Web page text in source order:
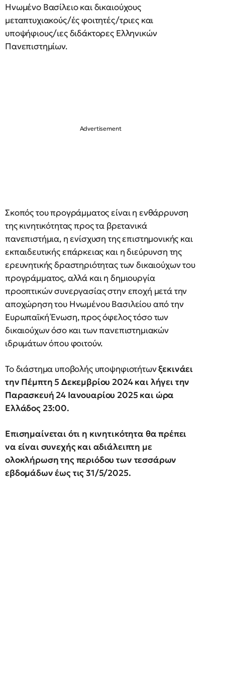
Ηνωμένο Βασίλειο και δικαιούχους
μεταπτυχιακούς/ές φοιτητές/τριες και
υποψήφιους/ιες διδάκτορες Ελληνικών
Πανεπιστημίων.
Σκοπός του προγράμματος είναι η ενθάρρυνση
της κινητικότητας προς τα βρετανικά
πανεπιστήμια, η ενίσχυση της επιστημονικής και
εκπαιδευτικής επάρκειας και η διεύρυνση της
ερευνητικής δραστηριότητας των δικαιούχων του
προγράμματος, αλλά και η δημιουργία
προοπτικών συνεργασίας στην εποχή μετά την
αποχώρηση του Ηνωμένου Βασιλείου από την
Ευρωπαϊκή Ένωση, προς όφελος τόσο των
δικαιούχων όσο και των πανεπιστημιακών
ιδρυμάτων όπου φοιτούν.
Το διάστημα υποβολής υποψηφιοτήτωνξεκινάει
την Πέμπτη 5 Δεκεμβρίου 2024 και λήγει την
Παρασκευή 24 Ιανουαρίου 2025 και ώρα
Ελλάδος 23:00.
Επισημαίνεται ότι η κινητικότητα θα πρέπει
να είναι συνεχής και αδιάλειπτη με
ολοκλήρωση της περιόδου των τεσσάρων
εβδομάδων έως τις 31/5/2025.